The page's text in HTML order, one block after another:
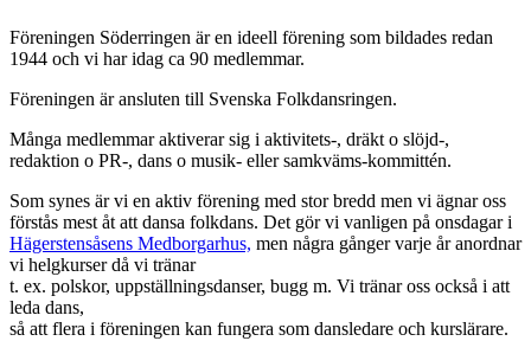
Föreningen Söderringen är en ideell förening som bildades redan
1944 och vi har idag ca 90 medlemmar.
Föreningen är ansluten till Svenska Folkdansringen.
Många medlemmar aktiverar sig i aktivitets-, dräkt o slöjd-,
redaktion o PR-, dans o musik- eller samkväms-kommittén.
Som synes är vi en aktiv förening med stor bredd men vi ägnar oss
förstås mest åt att dansa folkdans. Det gör vi vanligen på onsdagar i
Hägerstensåsens Medborgarhus, men några gånger varje år anordnar
vi helgkurser då vi tränar
t. ex. polskor, uppställningsdanser, bugg m. Vi tränar oss också i att
leda dans,
så att flera i föreningen kan fungera som dansledare och kurslärare.